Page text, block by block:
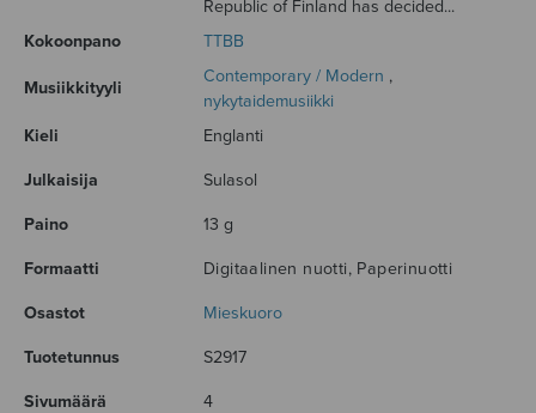
Republic of Finland has decided...
Kokoonpano
TTBB
Musiikkityyli
Contemporary / Modern ,
nykytaidemusiikki
Kieli
Englanti
Julkaisija Sulasol
Paino 13 g
Formaatti Digitaalinen nuotti, Paperinuotti
Osastot Mieskuoro
Tuotetunnus S2917
Sivumäärä 4